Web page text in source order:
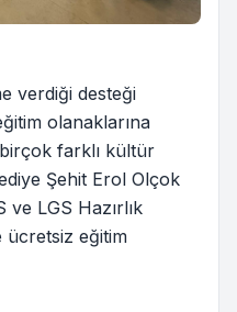
verdiği desteği
olanaklarına
farklı kültür
Şehit Erol Olçok
ve LGS Hazırlık
ücretsiz eğitim